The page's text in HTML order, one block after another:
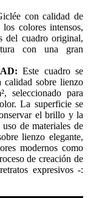
con calidad de
colores intensos,
del cuadro original,
con una gran
Este cuadro se
calidad sobre lienzo
seleccionado para
La superficie se
el brillo y la
de materiales de
lienzo elegante,
modernos como
de creación de
expresivos -: